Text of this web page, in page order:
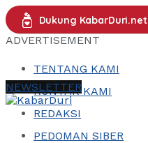
Dukung
ADVERTISEMENT
TENTANG KAMI
KONTAK KAMI
REDAKSI
PEDOMAN SIBER
NEWSLETTER